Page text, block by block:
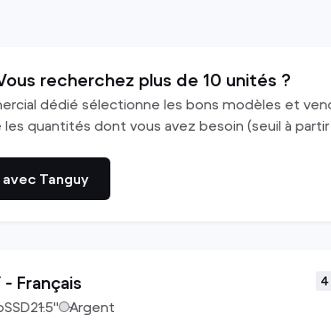
voir tout
recherchez plus de 10 unités ?
dédié sélectionne les bons modèles et
quantités dont vous avez besoin (seuil à
Tanguy
Français
SSD21.5" Argent
4